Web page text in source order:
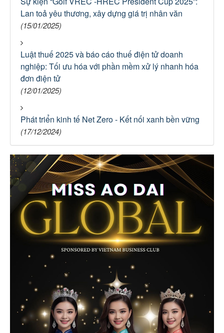
Lan toả yêu thương, xây dựng giá trị nhân văn
(15/01/2025)
Luật thuế 2025 và báo cáo thuế điện tử doanh
nghiệp: Tối ưu hóa với phần mềm xử lý nhanh hóa
đơn điện tử
(12/01/2025)
Phát triển kinh tế Net Zero - Kết nối xanh bền vững
(17/12/2024)